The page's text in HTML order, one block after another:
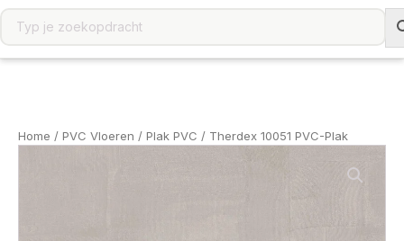
Home / PVC Vloeren / Plak PVC / Therdex 10051 PVC-Plak